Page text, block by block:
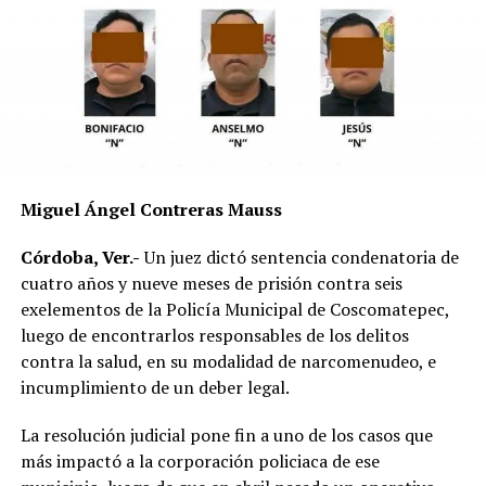
mojado y con menor adherencia.
El vehículo presuntamente involucrado también será
parte de las investigaciones para determinar la
mecánica del accidente y establecer si existió
responsabilidad por parte de alguno de los conductores.
Las autoridades exhortaron a los automovilistas y
motociclistas a conducir con precaución, respetar los
límites de velocidad y aumentar la distancia de
seguridad entre vehículos, especialmente durante la
temporada de lluvias, cuando el riesgo de accidentes se
incrementa en las carreteras de la región.
La circulación en la zona se vio afectada por algunos
minutos mientras se realizaban las labores de auxilio y el
levantamiento de indicios por parte de las autoridades.
Posteriormente, el tránsito fue restablecido de manera
normal.
Miguel Ángel Contreras Mauss
Córdoba, Ver.-Un juez dictó sentencia condenatoria de
cuatro años y nueve meses de prisión contra seis
exelementos de la Policía Municipal de Coscomatepec,
luego de encontrarlos responsables de los delitos
contra la salud, en su modalidad de narcomenudeo, e
incumplimiento de un deber legal.
La resolución judicial pone fin a uno de los casos que
más impactó a la corporación policiaca de ese